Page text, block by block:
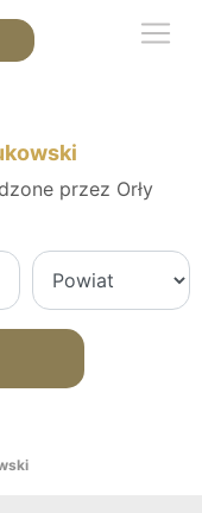
przez Orły